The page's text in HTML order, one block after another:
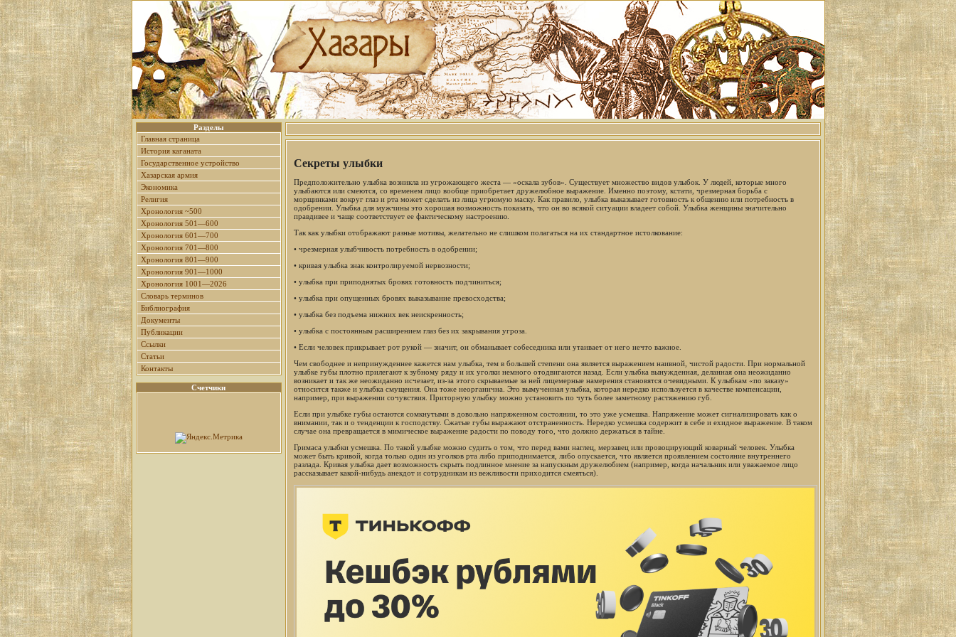
Разделы
Главная страница
История каганата
Государственное устройство
Хазарская армия
Экономика
Религия
Хронология ~500
Хронология 501—600
Хронология 601—700
Хронология 701—800
Хронология 801—900
Хронология 901—1000
Хронология 1001—2026
Словарь терминов
Библиография
Документы
Публикации
Ссылки
Статьи
Контакты
Счетчики
Секреты улыбки
Предположительно улыбка возникла из угрожающего жеста — «оскала зубов». Существует множество видов улыбок. У людей, которые много
улыбаются или смеются, со временем лицо вообще приобретает дружелюбное выражение. Именно поэтому, кстати, чрезмерная борьба с
морщинками вокруг глаз и рта может сделать из лица угрюмую маску. Как правило, улыбка выказывает готовность к общению или потребность в
одобрении. Улыбка для мужчины это хорошая возможность показать, что он во всякой ситуации владеет собой. Улыбка женщины значительно
правдивее и чаще соответствует ее фактическому настроению.
Так как улыбки отображают разные мотивы, желательно не слишком полагаться на их стандартное истолкование:
• чрезмерная улыбчивость потребность в одобрении;
• кривая улыбка знак контролируемой нервозности;
• улыбка при приподнятых бровях готовность подчиниться;
• улыбка при опущенных бровях выказывание превосходства;
• улыбка без подъема нижних век неискренность;
• улыбка с постоянным расширением глаз без их закрывания угроза.
• Если человек прикрывает рот рукой — значит, он обманывает собеседника или утаивает от него нечто важное.
Чем свободнее и непринужденнее кажется нам улыбка, тем в большей степени она является выражением наивной, чистой радости. При нормальной
улыбке губы плотно прилегают к зубному ряду и их уголки немного отодвигаются назад. Если улыбка вынужденная, деланная она неожиданно
возникает и так же неожиданно исчезает, из-за этого скрываемые за ней лицемерные намерения становятся очевидными. К улыбкам «по заказу»
относится также и улыбка смущения. Она тоже неорганична. Это вымученная улыбка, которая нередко используется в качестве компенсации,
например, при выражении сочувствия. Приторную улыбку можно установить по чуть более заметному растяжению губ.
Если при улыбке губы остаются сомкнутыми в довольно напряженном состоянии, то это уже усмешка. Напряжение может сигнализировать как о
внимании, так и о тенденции к господству. Сжатые губы выражают отстраненность. Нередко усмешка содержит в себе и ехидное выражение. В таком
случае она превращается в мимическое выражение радости по поводу того, что должно держаться в тайне.
Гримаса улыбки усмешка. По такой улыбке можно судить о том, что перед вами наглец, мерзавец или провоцирующий коварный человек. Улыбка
может быть кривой, когда только один из уголков рта либо приподнимается, либо опускается, что является проявлением состояние внутреннего
разлада. Кривая улыбка дает возможность скрыть подлинное мнение за напускным дружелюбием (например, когда начальник или уважаемое лицо
рассказывает какой-нибудь анекдот и сотрудникам из вежливости приходится смеяться).